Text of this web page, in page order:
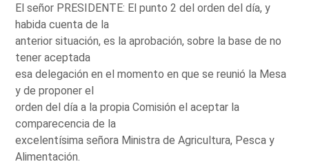
El señor PRESIDENTE: El punto 2 del orden del día, y
habida cuenta de la
anterior situación, es la aprobación, sobre la base de no
tener aceptada
esa delegación en el momento en que se reunió la Mesa
y de proponer el
orden del día a la propia Comisión el aceptar la
comparecencia de la
excelentísima señora Ministra de Agricultura, Pesca y
Alimentación.